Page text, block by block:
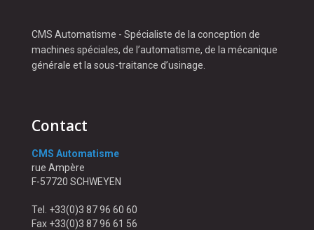
CMS Automatisme - Spécialiste de la conception de
machines spéciales, de l’automatisme, de la mécanique
générale et la sous-traitance d’usinage.
Contact
CMS Automatisme
rue Ampère
F-57720 SCHWEYEN
Tel. +33(0)3 87 96 60 60
Fax +33(0)3 87 96 61 56